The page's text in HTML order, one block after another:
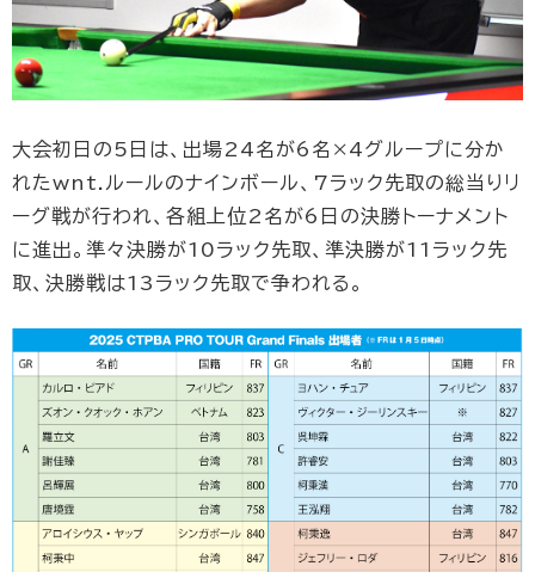
大会初日の5日は、出場24名が6名×4グループに分か
れたwnt.ルールのナインボール、7ラック先取の総当りリ
ーグ戦が行われ、各組上位2名が6日の決勝トーナメント
に進出。準々決勝が10ラック先取、準決勝が11ラック先
取、決勝戦は13ラック先取で争われる。